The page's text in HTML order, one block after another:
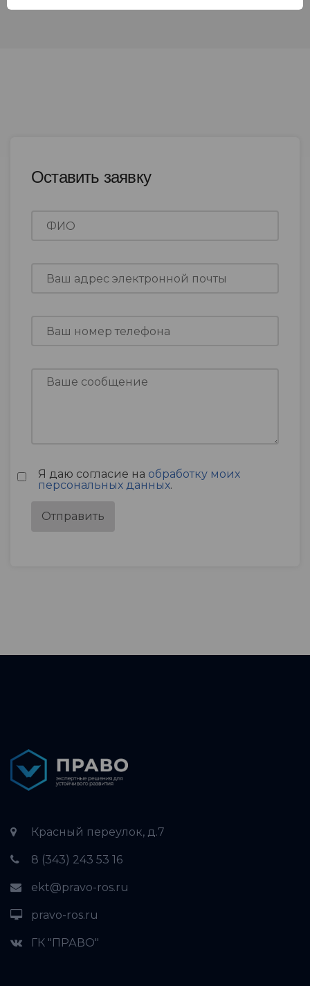
Оставить заявку
Я даю согласие на обработку моих
персональных данных.
Красный переулок, д.7
8 (343) 243 53 16
ekt@pravo-ros.ru
pravo-ros.ru
ГК "ПРАВО"